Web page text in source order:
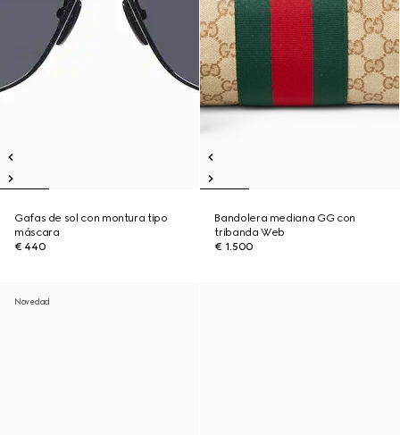
Gafas de sol con montura tipo
máscara
€ 440
Bandolera mediana GG con
tribanda Web
€ 1.500
Novedad